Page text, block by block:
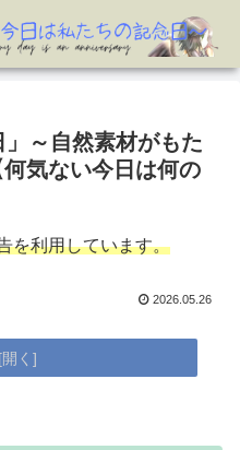
～自然素材がもた
気ない今日は何の
を利用しています。
2026.05.26